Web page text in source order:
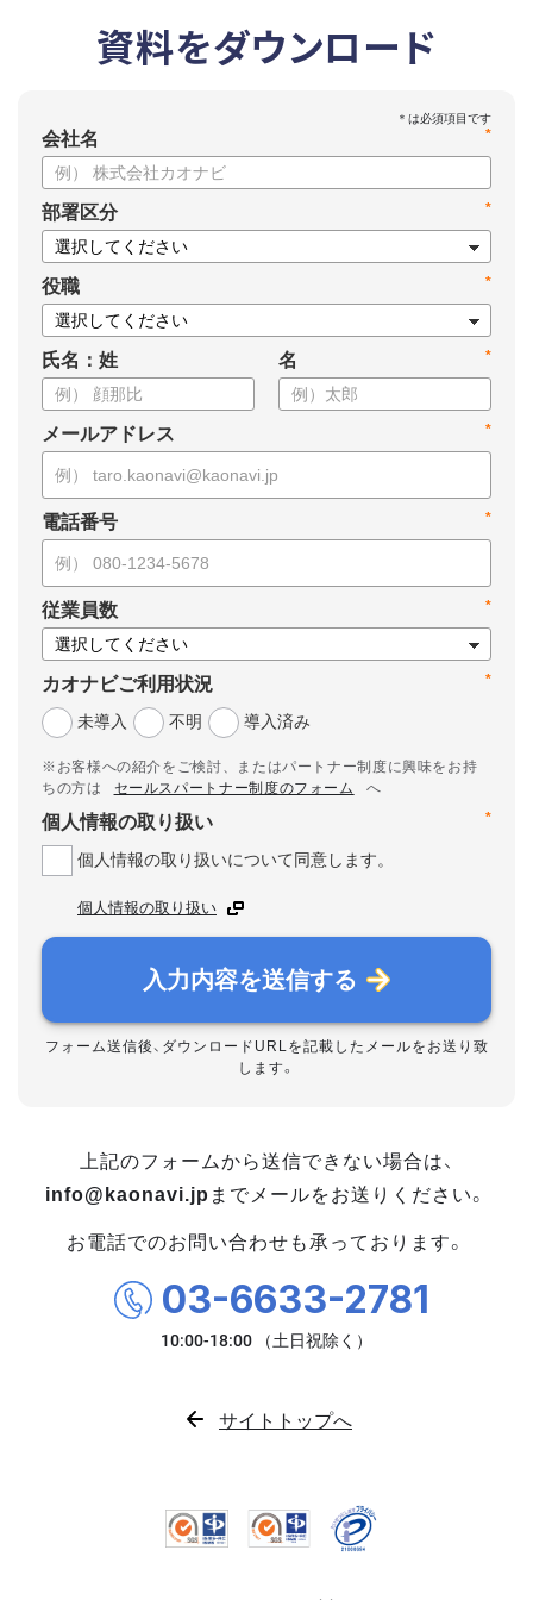
資料をダウンロード
*
会社名
*
部署区分
*
役職
氏名：姓 *
名
*
メールアドレス
*
電話番号
*
従業員数
*
カオナビご利用状況
未導入
不明 導入済み
※お客様への紹介をご検討、またはパートナー制度に興味をお持
ちの方は
セールスパートナー制度のフォーム
へ
*
個人情報の取り扱い
個人情報の取り扱いについて同意します。
個人情報の取り扱い
入力内容を送信する
フォーム送信後、ダウンロードURLを記載したメールをお送り致
します。
上記のフォームから送信できない場合は、
info@kaonavi.jp までメールをお送りください。
お電話でのお問い合わせも承っております。
03-6633-2781
サイトトップへ